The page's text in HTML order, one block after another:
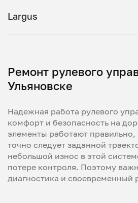
Largus
Ремонт рулевого
Ульяновске
Надежная работа рулевого
комфорт и безопасность на
элементы работают правильно,
точно следует заданной
небольшой износ в этой
потере контроля. Поэтому
диагностика и своевременный